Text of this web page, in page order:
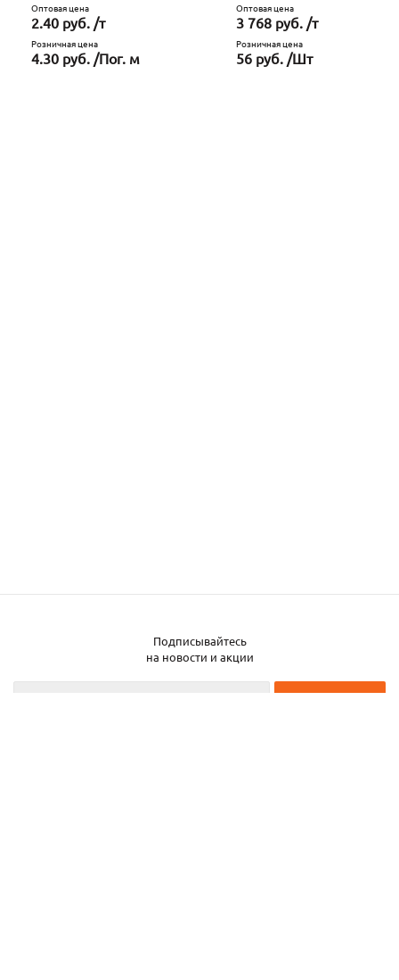
Оптовая цена
2.40 руб. /т
Розничная цена
4.30 руб. /Пог. м
Оптовая цена
3 768 руб. /т
Розничная цена
56 руб. /Шт
Подписывайтесь
на новости и акции